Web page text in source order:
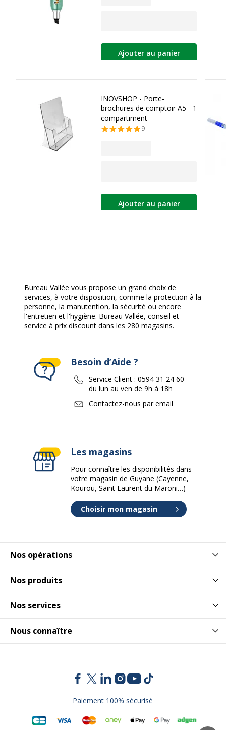
Ajouter au panier
INOVSHOP - Porte-
brochures de comptoir A5 - 1
compartiment
9
Ajouter au panier
Bureau Vallée vous propose un grand choix de
services, à votre disposition, comme la protection à la
personne, la manutention, la sécurité ou encore
l'entretien et l'hygiène. Bureau Vallée, conseil et
service à prix discount dans les 280 magasins.
Nos opérations
Nos produits
Nos services
Nous connaître
Besoin d’Aide ?
Service Client : 0594 31 24 60
du lun au ven de 9h à 18h
Contactez-nous par email
Les magasins
Pour connaître les disponibilités dans
votre magasin de Guyane (Cayenne,
Kourou, Saint Laurent du Maroni…)
Choisir mon magasin
Paiement 100% sécurisé